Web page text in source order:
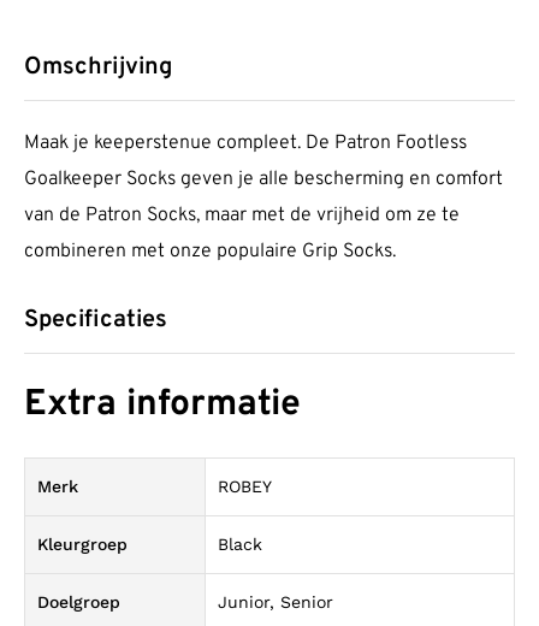
Omschrijving
Maak je keeperstenue compleet. De Patron Footless
Goalkeeper Socks geven je alle bescherming en comfort
van de Patron Socks, maar met de vrijheid om ze te
combineren met onze populaire Grip Socks.
Specificaties
Extra informatie
Merk ROBEY
Kleurgroep Black
Doelgroep Junior, Senior